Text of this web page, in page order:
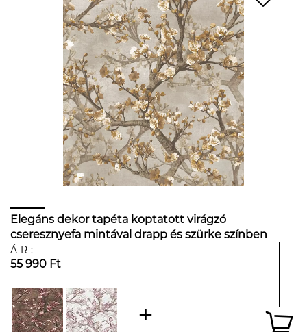
Elegáns dekor tapéta koptatott virágzó
cseresznyefa mintával drapp és szürke színben
ÁR:
55 990 Ft